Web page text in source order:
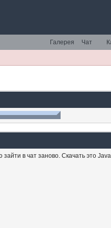
Чат
Галерея
зайти в чат заново. Скачать это